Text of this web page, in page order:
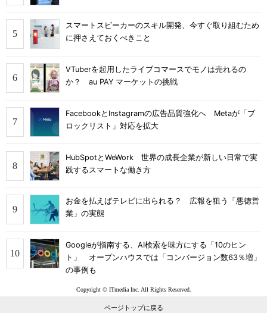
スマートスピーカーのスキル開発、今すぐ取り組むため
に押さえておくべきこと
VTuberを起用したライブコマースでモノは売れるの
か？ au PAY マーケットの挑戦
FacebookとInstagramの広告品質強化へ Metaが「ブ
ロックリスト」対応を拡大
HubSpotとWeWork 世界の成長企業が新しい日常で実
践するスマートな働き方
お金を払えばテレビに出られる？ 広報を狙う「悪徳営
業」の実態
Googleが指南する、AI検索を味方にする「10のヒン
ト」 オープンハウスでは「コンバージョン数63％増」
の事例も
Copyright © ITmedia Inc. All Rights Reserved.
ページトップに戻る